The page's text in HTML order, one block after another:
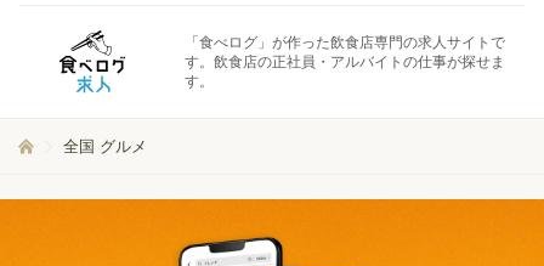
「食べログ」が作った飲食店専門の求人サイトで
す。飲食店の正社員・アルバイトの仕事が探せま
す。
全国 グルメ